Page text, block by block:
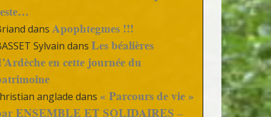
dansApophtegmes !!!
Sylvain dansLes béalières
en cette journée du
anglade dans « Parcours de vie »
ENSEMBLE ET SOLIDAIRES –